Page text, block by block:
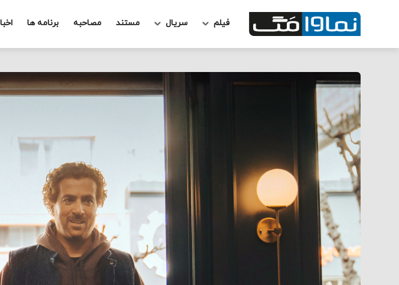
فیلم سریال مستند مصاحبه برنامه ها